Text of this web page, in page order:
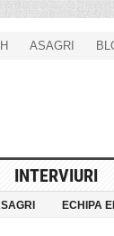
ASAGRI
INTERVIURI
ECHIPA